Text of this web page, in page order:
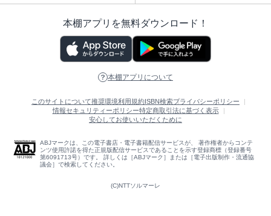
本棚アプリを無料ダウンロード！
本棚アプリについて
このサイトについて推奨環境利用規約ISBN検索プライバシーポリシー
情報セキュリティーポリシー特定商取引法に基づく表示
安心してお使いいただくために
ABJマークは、この電子書店・電子書籍配信サービスが、 著作権者からコンテ
ンツ使用許諾を得た正規版配信サービスであることを示す登録商標（登録番号
第6091713号）です。 詳しくは［ABJマーク］または［電子出版制作・流通協
議会］で検索してください。
(C)NTTソルマーレ